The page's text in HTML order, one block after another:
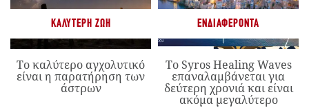
ΚΑΛΎΤΕΡΗ ΖΩΉ
Το καλύτερο αγχολυτικό
είναι η παρατήρηση των
άστρων
ΕΝΔΙΑΦΈΡΟΝΤΑ
Το Syros Healing Waves
επαναλαμβάνεται για
δεύτερη χρονιά και είναι
ακόμα μεγαλύτερο